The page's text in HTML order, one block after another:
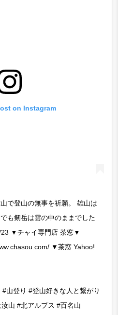
on Instagram
で登山の無事を祈願。 雄山は
も剱岳は雲の中のままでした
▼チャイ専門店 茶窓▼
▼茶窓 Yahoo!
#山登り #登山好きな人と繋がり
山 #北アルプス #百名山